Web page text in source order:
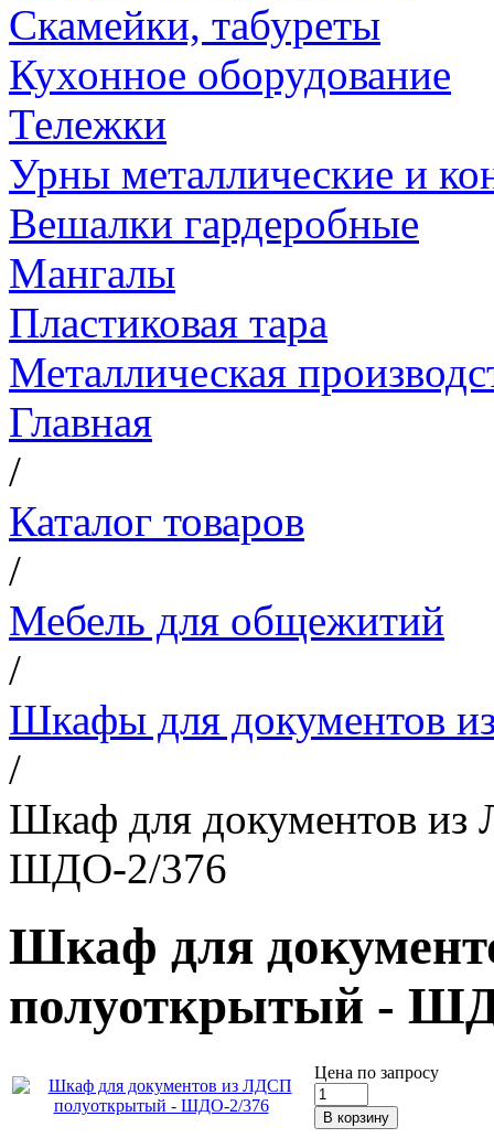
Скамейки, табуреты
Кухонное оборудование
Тележки
Урны металлические и
Вешалки гардеробные
Мангалы
Пластиковая тара
Металлическая
Главная
/
Каталог товаров
/
Мебель для общежитий
/
Шкафы для документов
/
Шкаф для документов
ШДО-2/376
Шкаф для
полуоткрытый -
Цена по запросу